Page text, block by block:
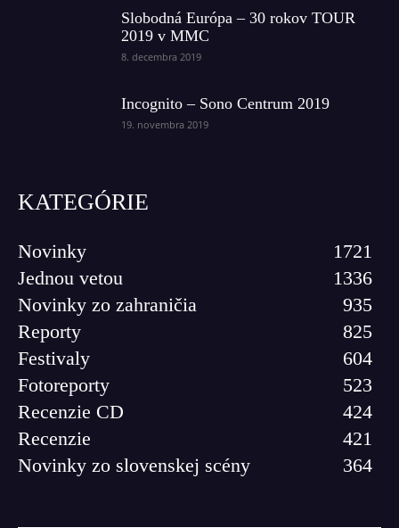
Slobodná Európa – 30 rokov TOUR
2019 v MMC
8. decembra 2019
Incognito – Sono Centrum 2019
19. novembra 2019
KATEGÓRIE
Novinky
1721
Jednou vetou
1336
Novinky zo zahraničia
935
Reporty
825
Festivaly
604
Fotoreporty
523
Recenzie CD
424
Recenzie
421
Novinky zo slovenskej scény
364